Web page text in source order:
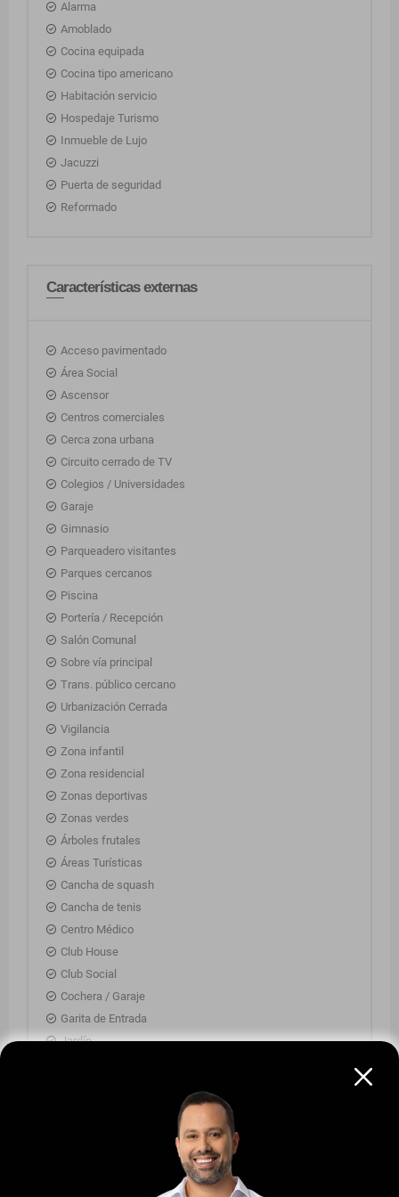
Alarma
Amoblado
Cocina equipada
Cocina tipo americano
Habitación servicio
Hospedaje Turismo
Inmueble de Lujo
Jacuzzi
Puerta de seguridad
Reformado
Características externas
Acceso pavimentado
Área Social
Ascensor
Centros comerciales
Cerca zona urbana
Circuito cerrado de TV
Colegios / Universidades
Garaje
Gimnasio
Parqueadero visitantes
Parques cercanos
Piscina
Portería / Recepción
Salón Comunal
Sobre vía principal
Trans. público cercano
Urbanización Cerrada
Vigilancia
Zona infantil
Zona residencial
Zonas deportivas
Zonas verdes
Árboles frutales
Áreas Turísticas
Cancha de squash
Cancha de tenis
Centro Médico
Club House
Club Social
Cochera / Garaje
Garita de Entrada
Jardín